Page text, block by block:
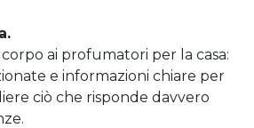
ai profumatori per la casa:
e informazioni chiare per
ciò che risponde davvero